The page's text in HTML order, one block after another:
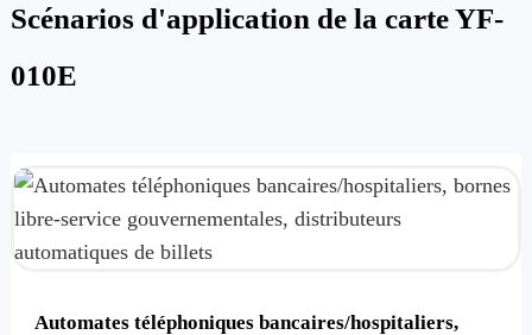
Scénarios d'application de la carte YF-
010E
Automates téléphoniques bancaires/hospitaliers,